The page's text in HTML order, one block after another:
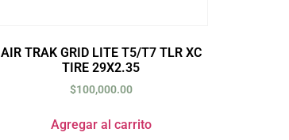
AIR TRAK GRID LITE T5/T7 TLR XC
TIRE 29X2.35
$100,000.00
Agregar al carrito